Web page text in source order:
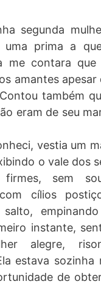
segunda
prima a
me contara que
amantes apesar
também
eram de seu
vestia um
o vale dos
sem
cílios
instante,
alegre,
estava sozinha
de